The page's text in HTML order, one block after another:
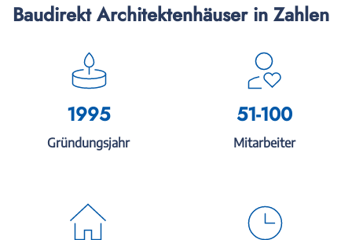
Baudirekt Architektenhäuser in Zahlen
1995
Gründungsjahr
51-100
Mitarbeiter